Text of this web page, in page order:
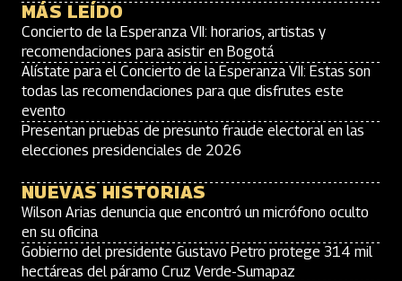
MÁS LEÍDO
Concierto de la Esperanza VII: horarios, artistas y
recomendaciones para asistir en Bogotá
Alístate para el Concierto de la Esperanza VII: Estas son
todas las recomendaciones para que disfrutes este
evento
Presentan pruebas de presunto fraude electoral en las
elecciones presidenciales de 2026
NUEVAS HISTORIAS
Wilson Arias denuncia que encontró un micrófono oculto
en su oficina
Gobierno del presidente Gustavo Petro protege 314 mil
hectáreas del páramo Cruz Verde-Sumapaz